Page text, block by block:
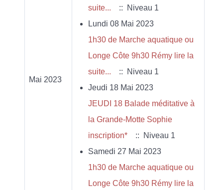
Mai 2023
suite...
:: Niveau 1
Lundi 08 Mai 2023
1h30 de Marche aquatique ou
Longe Côte 9h30 Rémy lire la
suite...
:: Niveau 1
Jeudi 18 Mai 2023
JEUDI 18 Balade méditative à
la Grande-Motte Sophie
inscription*
:: Niveau 1
Samedi 27 Mai 2023
1h30 de Marche aquatique ou
Longe Côte 9h30 Rémy lire la